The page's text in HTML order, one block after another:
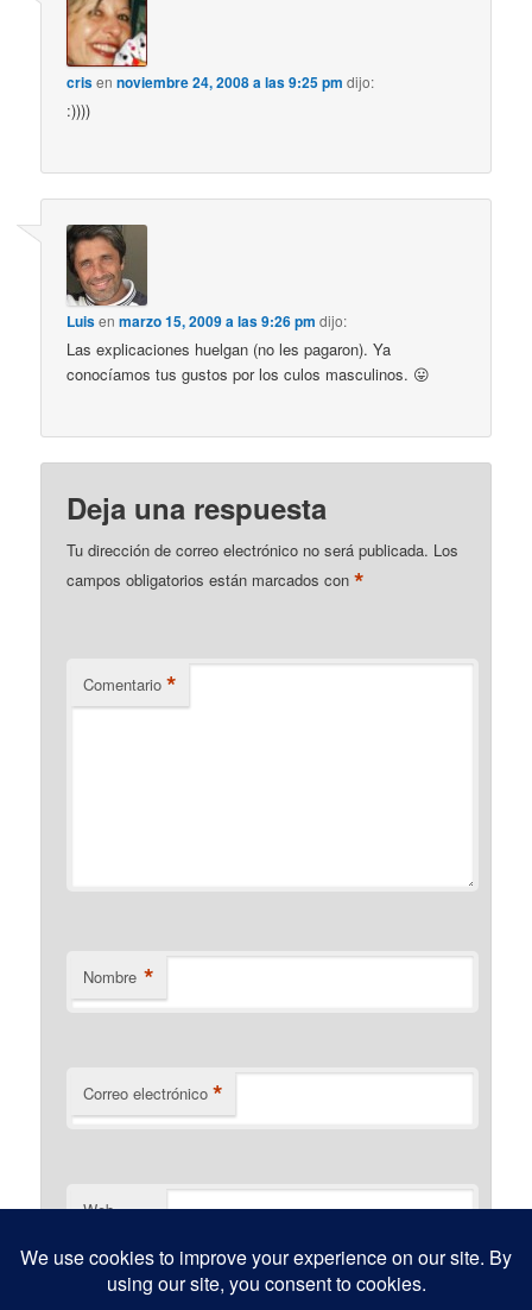
crisennoviembre 24, 2008 a las 9:25 pm dijo:
:))))
Luisenmarzo 15, 2009 a las 9:26 pm dijo:
Las explicaciones huelgan (no les pagaron). Ya
conocíamos tus gustos por los culos masculinos. 😛
Deja una respuesta
Tu dirección de correo electrónico no será publicada. Los
campos obligatorios están marcados con*
Comentario *
Nombre *
Correo electrónico *
Web